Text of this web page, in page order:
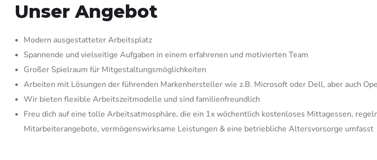
Unser Angebot
Modern ausgestatteter Arbeitsplatz
Spannende und vielseitige Aufgaben in einem erfahrenen und motivierten Team
Großer Spielraum für Mitgestaltungsmöglichkeiten
Arbeiten mit Lösungen der führenden Markenhersteller wie z.B. Microsoft oder Dell, aber auch
Wir bieten flexible Arbeitszeitmodelle und sind familienfreundlich
Freu dich auf eine tolle Arbeitsatmosphäre, die ein 1x wöchentlich kostenloses Mittagessen,
Mitarbeiterangebote, vermögenswirksame Leistungen & eine betriebliche Altersvorsorge umfasst